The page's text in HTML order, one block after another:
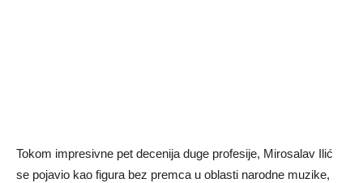
Tokom impresivne pet decenija duge profesije, Mirosalav Ilić
se pojavio kao figura bez premca u oblasti narodne muzike,